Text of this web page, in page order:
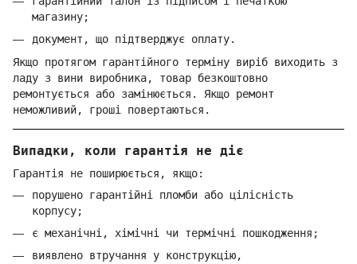
магазину;
документ, що підтверджує оплату.
Якщо протягом гарантійного терміну виріб виходить з
ладу з вини виробника, товар безкоштовно
ремонтується або замінюється. Якщо ремонт
неможливий, гроші повертаються.
Випадки, коли гарантія не діє
Гарантія не поширюється, якщо:
порушено гарантійні пломби або цілісність
корпусу;
є механічні, хімічні чи термічні пошкодження;
виявлено втручання у конструкцію,